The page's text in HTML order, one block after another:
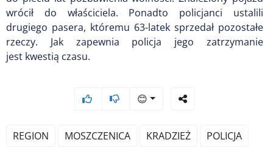
wrócił do właściciela. Ponadto policjanci ustalili
drugiego pasera, któremu 63-latek sprzedał pozostałe
rzeczy. Jak zapewnia policja jego zatrzymanie
jest kwestią czasu.
😊
REGION MOSZCZENICA KRADZIEŻ POLICJA